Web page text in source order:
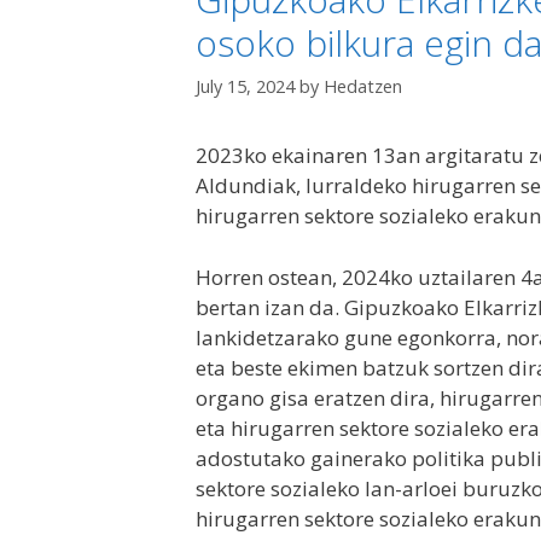
osoko bilkura egin
July 15, 2024 by Hedatzen
2023ko ekainaren 13an argitaratu
Aldundiak, lurraldeko hirugarren
hirugarren sektore sozialeko
Horren ostean, 2024ko uztailaren
bertan izan da. Gipuzkoako
lankidetzarako gune egonkorra,
eta beste ekimen batzuk sortzen
organo gisa eratzen dira,
eta hirugarren sektore sozialeko
adostutako gainerako politika
sektore sozialeko lan-arloei
hirugarren sektore sozialeko